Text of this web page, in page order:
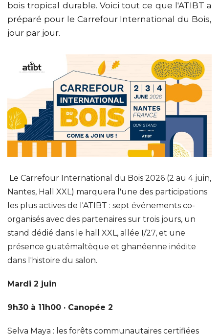
bois tropical durable. Voici tout ce que l'ATIBT a
préparé pour le Carrefour International du Bois,
jour par jour.
Le Carrefour International du Bois 2026 (2 au 4 juin,
Nantes, Hall XXL) marquera l'une des participations
les plus actives de l'ATIBT : sept événements co-
organisés avec des partenaires sur trois jours, un
stand dédié dans le hall XXL, allée I/27, et une
présence guatémaltèque et ghanéenne inédite
dans l'histoire du salon.
Mardi 2 juin
9h30 à 11h00 · Canopée 2
Selva Maya : les forêts communautaires certifiées